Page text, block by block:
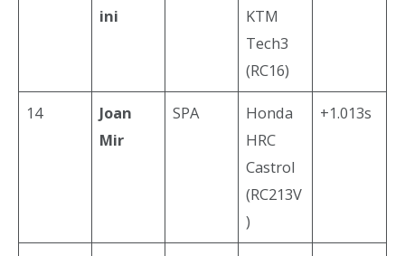
ini
KTM
Tech3
(RC16)
14
Joan
Mir
SPA
Honda
HRC
Castrol
(RC213V
)
+1.013s